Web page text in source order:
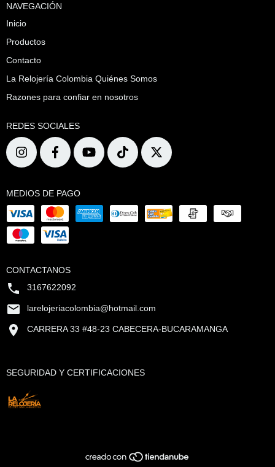
NAVEGACIÓN
Inicio
Productos
Contacto
La Relojería Colombia Quiénes Somos
Razones para confiar en nosotros
REDES SOCIALES
MEDIOS DE PAGO
CONTACTANOS
3167622092
larelojeriacolombia@hotmail.com
CARRERA 33 #48-23 CABECERA-BUCARAMANGA
SEGURIDAD Y CERTIFICACIONES